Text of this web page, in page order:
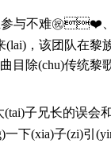
与不难㊗️
(lai)，该团队在
目除(chu)传统黎歌
(tai)子兄长的误
一下(xia)子(zi)引